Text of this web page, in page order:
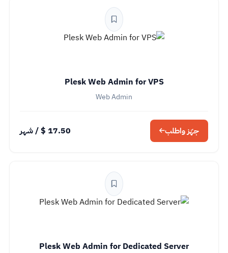
Plesk Web Admin for VPS
Web Admin
جهّز واطلب 17.50 $ / شهر
Plesk Web Admin for Dedicated Server